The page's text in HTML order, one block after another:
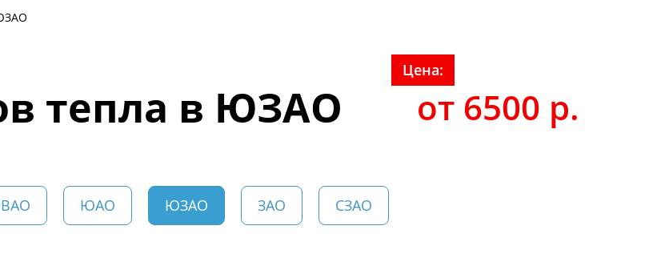
тепла в ЮЗАО
Цена:
от 6500 р.
ЮАО ЮЗАО ЗАО СЗАО